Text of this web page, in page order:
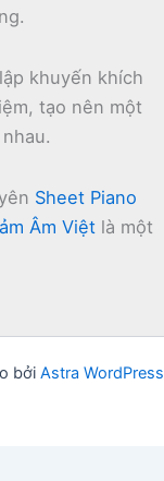
khuyến khích
tạo nên một
Sheet Piano
Âm Việt là một
bởi Astra WordPress